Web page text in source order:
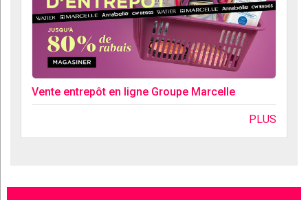
Vente entrepôt en ligne Groupe Marcelle
PLUS